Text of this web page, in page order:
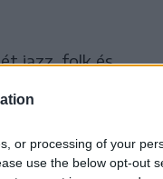
or processing of your
use the below opt-out
jazz, folk és
údjátékos,
aki zen